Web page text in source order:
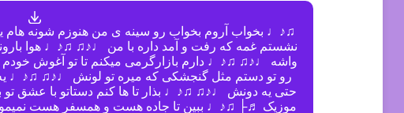
♫♪♩ بخواب آروم بخواب رو سينه ی من هنوزم شونه هام
نشستم غمه كه رفت و آمد داره با من ♩♪♫ ♫♪♩ هوا
واشه ♩♪♫ ♫♪♩ دارم بازارگرمی میكنم تا تو آغوش
رو تو دستم مثل گنجشكی كه میره تو لونش ♩♪♫ ♫♪♩
حتی یه دونش ♩♪♫ ♫♪♩ بذار تا ها كنم دستاتو با عشق
موزیک ♬├ ♫♪♩ ببین تا جاده هست و همسفر هست